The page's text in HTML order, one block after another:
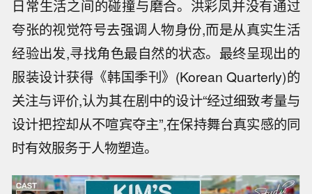
日常生活之间的碰撞与磨合。洪彩凤并没有通过
夸张的视觉符号去强调人物身份,而是从真实生活
经验出发,寻找角色最自然的状态。最终呈现出的
服装设计获得《韩国季刊》(Korean Quarterly)的
关注与评价,认为其在剧中的设计“经过细致考量与
设计把控却从不喧宾夺主”,在保持舞台真实感的同
时有效服务于人物塑造。